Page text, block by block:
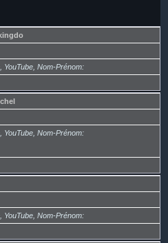
YouTube, Nom-Prénom
YouTube, Nom-Prénom
YouTube, Nom-Prénom